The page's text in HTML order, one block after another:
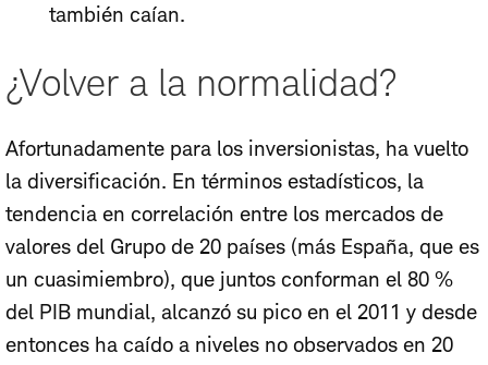
también caían.
¿Volver a la normalidad?
Afortunadamente para los inversionistas, ha vuelto
la diversificación. En términos estadísticos, la
tendencia en correlación entre los mercados de
valores del Grupo de 20 países (más España, que es
un cuasimiembro), que juntos conforman el 80 %
del PIB mundial, alcanzó su pico en el 2011 y desde
entonces ha caído a niveles no observados en 20